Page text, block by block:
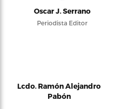
Oscar J. Serrano
Periodista Editor
Lcdo. Ramón Alejandro
Pabón